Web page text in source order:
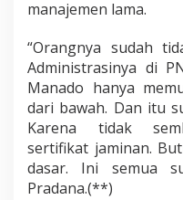
manajemen lama.
“Orangnya sudah
Administrasinya di
Manado hanya
dari bawah. Dan itu
Karena tidak
sertifikat jaminan.
dasar. Ini semua
Pradana.(**)